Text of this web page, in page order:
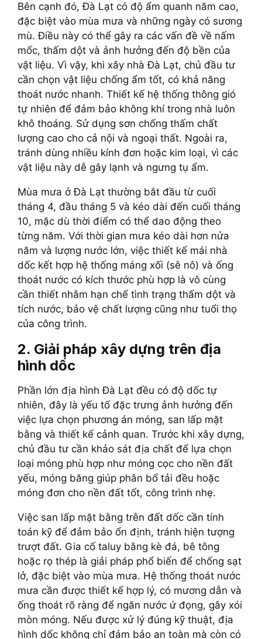
Bên cạnh đó, Đà Lạt có độ ẩm quanh năm cao,
đặc biệt vào mùa mưa và những ngày có sương
mù. Điều này có thể gây ra các vấn đề về nấm
mốc, thấm dột và ảnh hưởng đến độ bền của
vật liệu. Vì vậy, khi xây nhà Đà Lạt, chủ đầu tư
cần chọn vật liệu chống ẩm tốt, có khả năng
thoát nước nhanh. Thiết kế hệ thống thông gió
tự nhiên để đảm bảo không khí trong nhà luôn
khô thoáng. Sử dụng sơn chống thấm chất
lượng cao cho cả nội và ngoại thất. Ngoài ra,
tránh dùng nhiều kính đơn hoặc kim loại, vì các
vật liệu này dễ gây lạnh và ngưng tụ ẩm.
Mùa mưa ở Đà Lạt thường bắt đầu từ cuối
tháng 4, đầu tháng 5 và kéo dài đến cuối tháng
10, mặc dù thời điểm có thể dao động theo
từng năm. Với thời gian mưa kéo dài hơn nửa
năm và lượng nước lớn, việc thiết kế mái nhà
dốc kết hợp hệ thống máng xối (sê nô) và ống
thoát nước có kích thước phù hợp là vô cùng
cần thiết nhằm hạn chế tình trạng thấm dột và
tích nước, bảo vệ chất lượng cũng như tuổi thọ
của công trình.
2. Giải pháp xây dựng trên địa
hình dốc
Phần lớn địa hình Đà Lạt đều có độ dốc tự
nhiên, đây là yếu tố đặc trưng ảnh hưởng đến
việc lựa chọn phương án móng, san lấp mặt
bằng và thiết kế cảnh quan. Trước khi xây dựng,
chủ đầu tư cần khảo sát địa chất để lựa chọn
loại móng phù hợp như móng cọc cho nền đất
yếu, móng băng giúp phân bổ tải đều hoặc
móng đơn cho nền đất tốt, công trình nhẹ.
Việc san lấp mặt bằng trên đất dốc cần tính
toán kỹ để đảm bảo ổn định, tránh hiện tượng
trượt đất. Gia cố taluy bằng kè đá, bê tông
hoặc rọ thép là giải pháp phổ biến để chống sạt
lở, đặc biệt vào mùa mưa. Hệ thống thoát nước
mưa cần được thiết kế hợp lý, có mương dẫn và
ống thoát rõ ràng để ngăn nước ứ đọng, gây xói
mòn móng. Nếu được xử lý đúng kỹ thuật, địa
hình dốc không chỉ đảm bảo an toàn mà còn có